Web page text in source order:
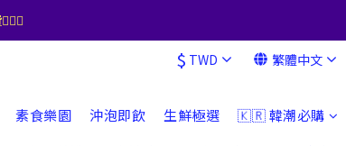
$ TWD 繁體中文
素食樂園 沖泡即飲 生鮮極選
🇰🇷 韓潮必購